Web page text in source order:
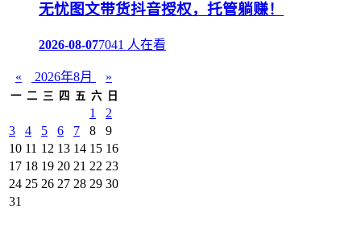
无忧图文带货抖音授权，托管躺赚！
2026-08-077041 人在看
« 2026年8月 »
一 二 三 四 五 六 日
1
2
3
4 5 6 7 8
9
10 11 12 13 14 15 16
17 18 19 20 21 22 23
24 25 26 27 28 29 30
31